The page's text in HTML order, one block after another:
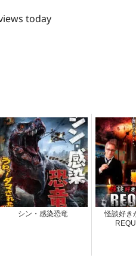
today
シン・感染恐竜
怪談好き